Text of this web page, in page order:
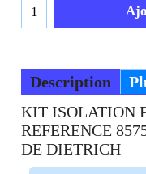
Description
KIT ISOLATION
REFERENCE
DE DIETRICH